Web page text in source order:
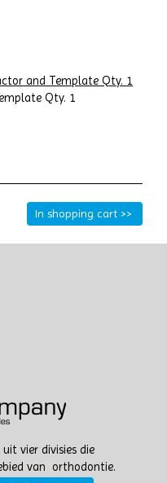
and Template Qty. 1
Qty. 1
vier divisies die
van orthodontie.